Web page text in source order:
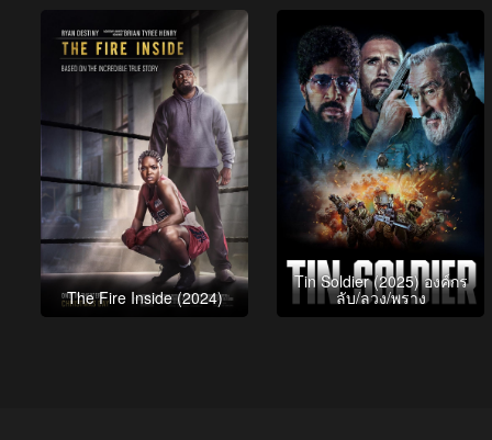
The Fire Inside (2024)
Tin Soldier (2025) องค์กร
ลับ/ลวง/พราง